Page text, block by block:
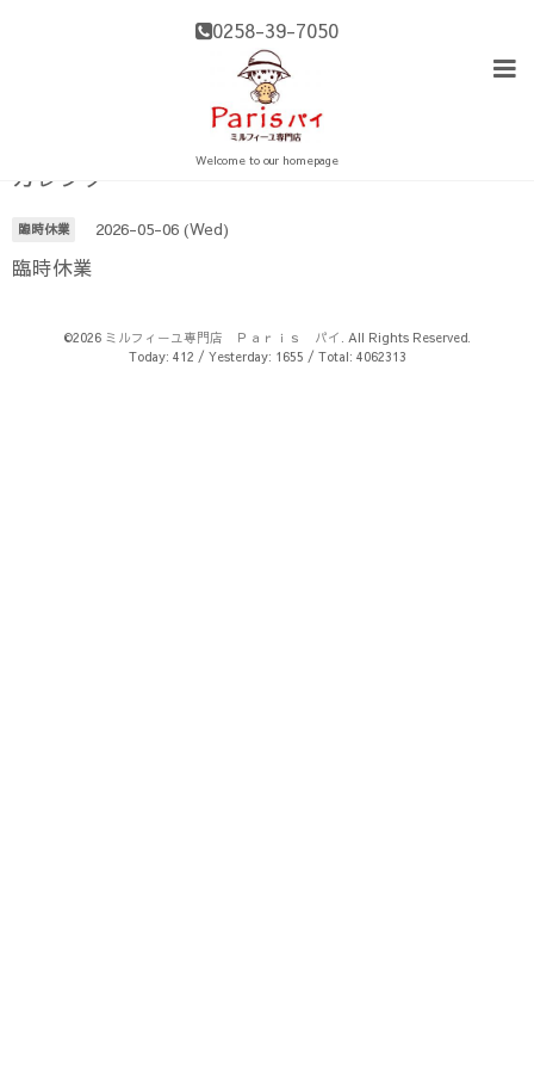
0258-39-7050
Welcome to our homepage
カレンダー
臨時休業 2026-05-06 (Wed)
臨時休業
©2026 ミルフィーユ専門店 Ｐａｒｉｓ パイ . All Rights Reserved.
Today: 412 / Yesterday: 1655 / Total: 4062313